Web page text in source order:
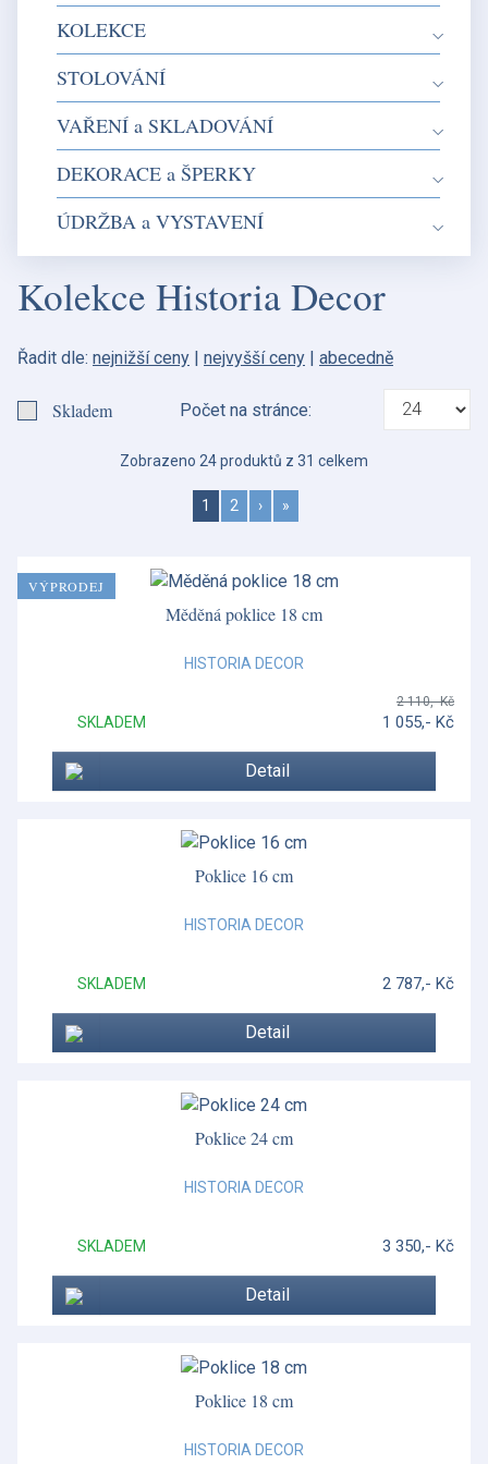
Kolekce Historia Decor
Řadit dle: nejnižší ceny | nejvyšší ceny | abecedně
Skladem Počet na stránce:
Zobrazeno 24 produktů z 31 celkem
1 2 › »
Měděná poklice 18 cm
HISTORIA DECOR
SKLADEM
2 110,- Kč
1 055,- Kč
Detail
VÝPRODEJ
Poklice 16 cm
HISTORIA DECOR
SKLADEM 2 787,- Kč
Detail
Poklice 24 cm
HISTORIA DECOR
SKLADEM 3 350,- Kč
Detail
Poklice 18 cm
HISTORIA DECOR
KOLEKCE
STOLOVÁNÍ
VAŘENÍ a SKLADOVÁNÍ
DEKORACE a ŠPERKY
ÚDRŽBA a VYSTAVENÍ